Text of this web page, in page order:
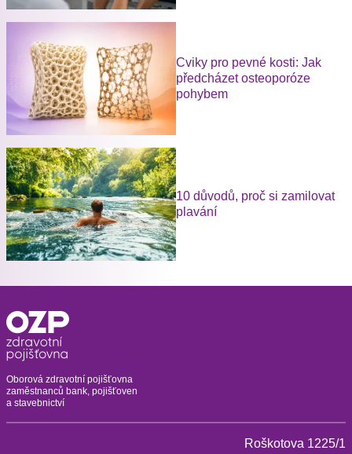
Cviky pro pevné kosti: Jak
předcházet osteoporóze
pohybem
10 důvodů, proč si zamilovat
plavání
Oborová zdravotní pojišťovna
zaměstnanců bank, pojišťoven
a stavebnictví
Roškotova 1225/1